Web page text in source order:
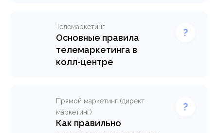
Телемаркетинг
Основные правила
телемаркетинга в
колл-центре
Прямой маркетинг (директ
маркетинг)
Как правильно